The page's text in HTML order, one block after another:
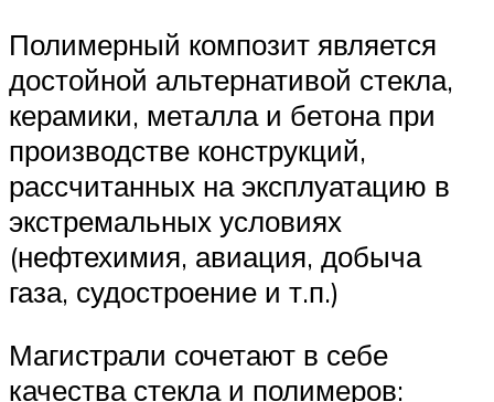
Полимерный композит является
достойной альтернативой стекла,
керамики, металла и бетона при
производстве конструкций,
рассчитанных на эксплуатацию в
экстремальных условиях
(нефтехимия, авиация, добыча
газа, судостроение и т.п.)
Магистрали сочетают в себе
качества стекла и полимеров: